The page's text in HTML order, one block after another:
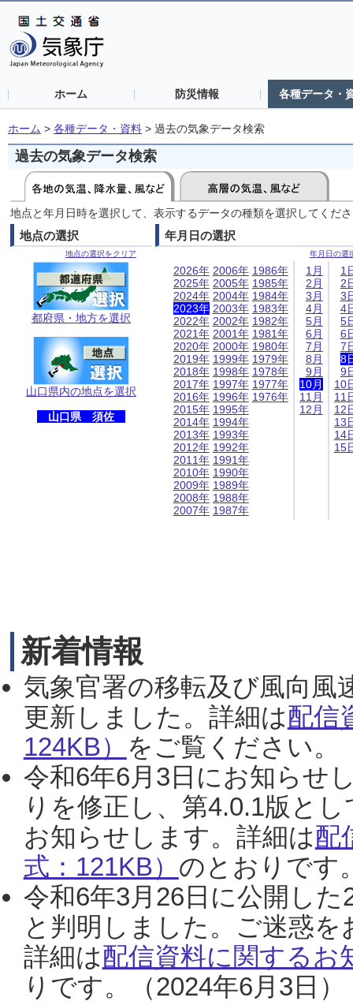
ホーム 防災情報 各種データ・
ホーム > 各種データ・資料 > 過去の気象データ検索
過去の気象データ検索
地点と年月日時を選択して、表示するデータの種類を選択してくだ
地点の選択
地点の選択をクリア
都府県・地方を選択
山口県内の地点を選択
山口県 須佐
年月日の選択
年月日の選
2026年
2025年
2024年
2023年
2022年
2021年
2020年
2019年
2018年
2017年
2016年
2015年
2014年
2013年
2012年
2011年
2010年
2009年
2008年
2007年
2006年
2005年
2004年
2003年
2002年
2001年
2000年
1999年
1998年
1997年
1996年
1995年
1994年
1993年
1992年
1991年
1990年
1989年
1988年
1987年
1986年
1985年
1984年
1983年
1982年
1981年
1980年
1979年
1978年
1977年
1976年
1月
2月
3月
4月
5月
6月
7月
8月
9月
10月
11月
12月
1
2
3
4
5
6
7
8
9
10
11
12
13
14
15
新着情報
気象官署の移転及び風向風
更新しました。詳細は配信
124KB） をご覧ください。
令和6年6月3日にお知らせ
りを修正し、第4.0.1版と
お知らせします。詳細は配
式：121KB） のとおりです
令和6年3月26日に公開し
と判明しました。ご迷惑
詳細は配信資料に関するお
りです。（2024年6月3日）